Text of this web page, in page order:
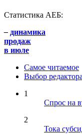
Статистика АЕБ:
– динамика
продаж
в июле
Самое читаемое
Выбор редактора
1
Спрос на
2
Тока